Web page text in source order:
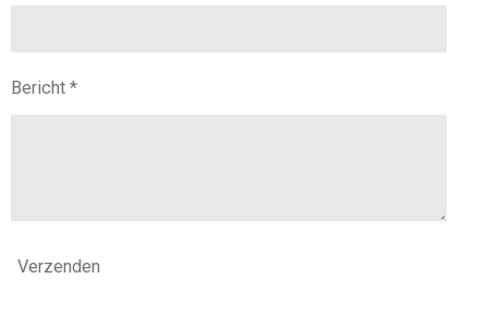
Bericht *
Verzenden